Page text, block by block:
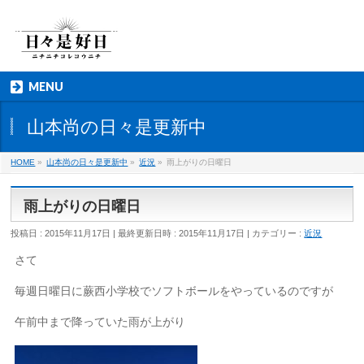
MENU
山本尚の日々是更新中
HOME » 山本尚の日々是更新中 » 近況 » 雨上がりの日曜日
雨上がりの日曜日
投稿日 : 2015年11月17日 最終更新日時 : 2015年11月17日 カテゴリー :近況
さて
毎週日曜日に蕨西小学校でソフトボールをやっているのですが
午前中まで降っていた雨が上がり